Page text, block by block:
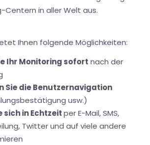
Centern in aller Welt aus.
Ihnen folgende Möglichkeiten:
Ihr Monitoring sofort nach der
Sie die Benutzernavigation
usw.)
sich in Echtzeitper E-Mail, SMS,
Twitter und auf viele andere